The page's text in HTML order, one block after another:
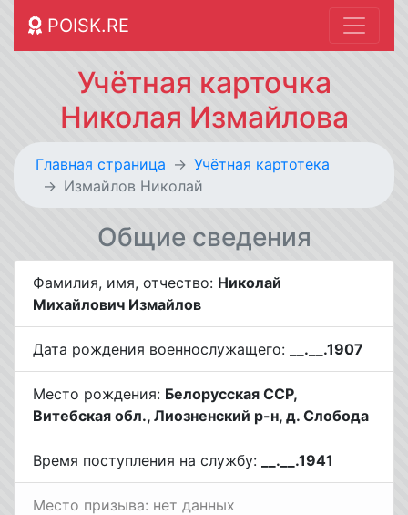
POISK.RE
Учётная карточка
Николая Измайлова
Главная страница
Учётная картотека
Измайлов Николай
Общие сведения
Фамилия, имя, отчество: Николай
Михайлович Измайлов
Дата рождения военнослужащего: __.__.1907
Место рождения: Белорусская ССР,
Витебская обл., Лиозненский р-н, д. Слобода
Время поступления на службу: __.__.1941
Место призыва: нет данных